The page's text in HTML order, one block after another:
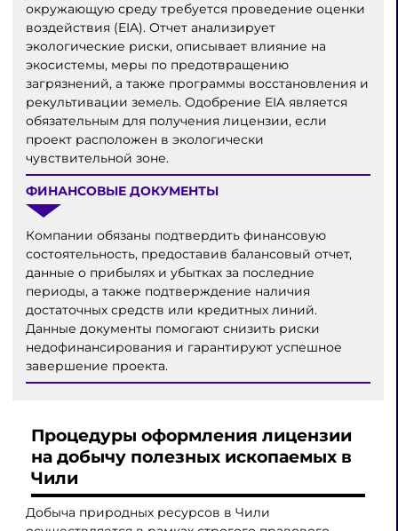
окружающую среду требуется проведение оценки
воздействия (EIA). Отчет анализирует
экологические риски, описывает влияние на
экосистемы, меры по предотвращению
загрязнений, а также программы восстановления и
рекультивации земель. Одобрение EIA является
обязательным для получения лицензии, если
проект расположен в экологически
чувствительной зоне.
ФИНАНСОВЫЕ ДОКУМЕНТЫ
Компании обязаны подтвердить финансовую
состоятельность, предоставив балансовый отчет,
данные о прибылях и убытках за последние
периоды, а также подтверждение наличия
достаточных средств или кредитных линий.
Данные документы помогают снизить риски
недофинансирования и гарантируют успешное
завершение проекта.
Процедуры оформления лицензии
на добычу полезных ископаемых в
Чили
Добыча природных ресурсов в Чили